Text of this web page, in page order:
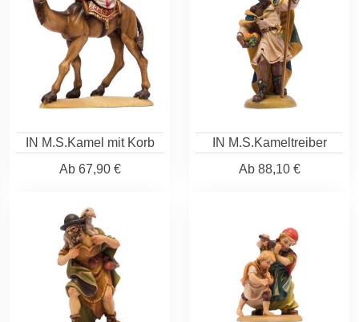
IN M.S.Kamel mit Korb
Ab67,90 €
IN M.S.Kameltreiber
Ab88,10 €